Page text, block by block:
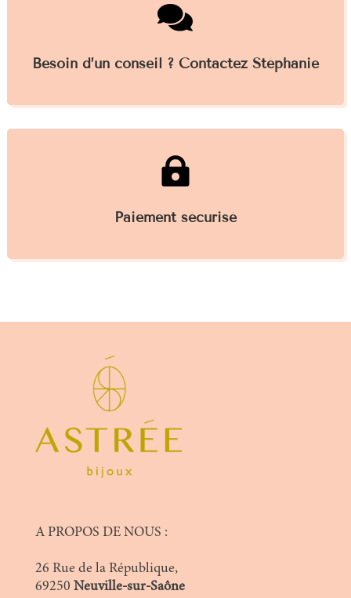

Besoin d’un conseil ? Contactez Stéphanie

Paiement sécurisé
A PROPOS DE NOUS :
26 Rue de la République,
69250 Neuville-sur-Saône